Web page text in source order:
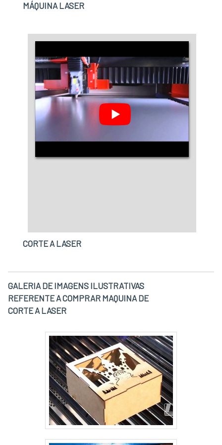
MÁQUINA LASER
CORTE A LASER
GALERIA DE IMAGENS ILUSTRATIVAS
REFERENTE A COMPRAR MAQUINA DE
CORTE A LASER